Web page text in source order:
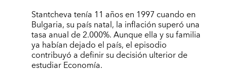
Stantcheva tenía 11 años en 1997 cuando en
Bulgaria, su país natal, la inflación superó una
tasa anual de 2.000%. Aunque ella y su familia
ya habían dejado el país, el episodio
contribuyó a definir su decisión ulterior de
estudiar Economía.